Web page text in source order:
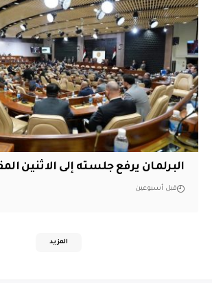
البرلمان يرفع جلسته إلى الاثنين
قبل أسبوعين
المزيد